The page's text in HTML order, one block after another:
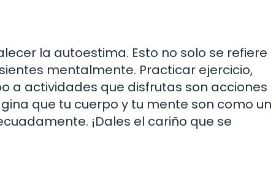
la autoestima. Esto no solo se refiere
mentalmente. Practicar ejercicio,
a actividades que disfrutas son acciones
que tu cuerpo y tu mente son como un
¡Dales el cariño que se